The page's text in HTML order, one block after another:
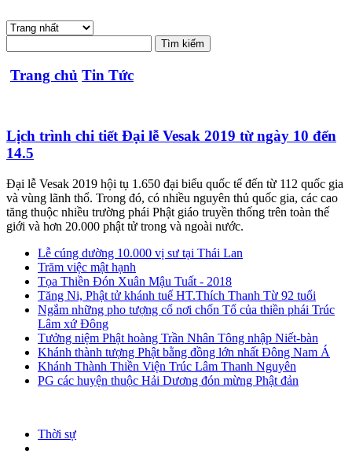
Trang chủ Tin Tức
Lịch trình chi tiết Đại lễ Vesak 2019 từ ngày 10 đến
14.5
Đại lễ Vesak 2019 hội tụ 1.650 đại biểu quốc tế đến từ 112 quốc gia
và vùng lãnh thổ. Trong đó, có nhiều nguyên thủ quốc gia, các cao
tăng thuộc nhiều trường phái Phật giáo truyền thống trên toàn thế
giới và hơn 20.000 phật tử trong và ngoài nước.
Lễ cúng dường 10.000 vị sư tại Thái Lan
Trăm việc mật hạnh
Tọa Thiền Đón Xuân Mậu Tuất - 2018
Tăng Ni, Phật tử khánh tuế HT.Thích Thanh Từ 92 tuổi
Ngắm những pho tượng cổ nơi chốn Tổ của thiền phái Trúc
Lâm xứ Đông
Tưởng niệm Phật hoàng Trần Nhân Tông nhập Niết-bàn
Khánh thành tượng Phật bằng đồng lớn nhất Đông Nam Á
Khánh Thành Thiền Viện Trúc Lâm Thanh Nguyên
PG các huyện thuộc Hải Dương đón mừng Phật đản
Thời sự